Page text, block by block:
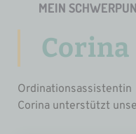
MEIN
Ordinationsassistentin
Corina unterstützt